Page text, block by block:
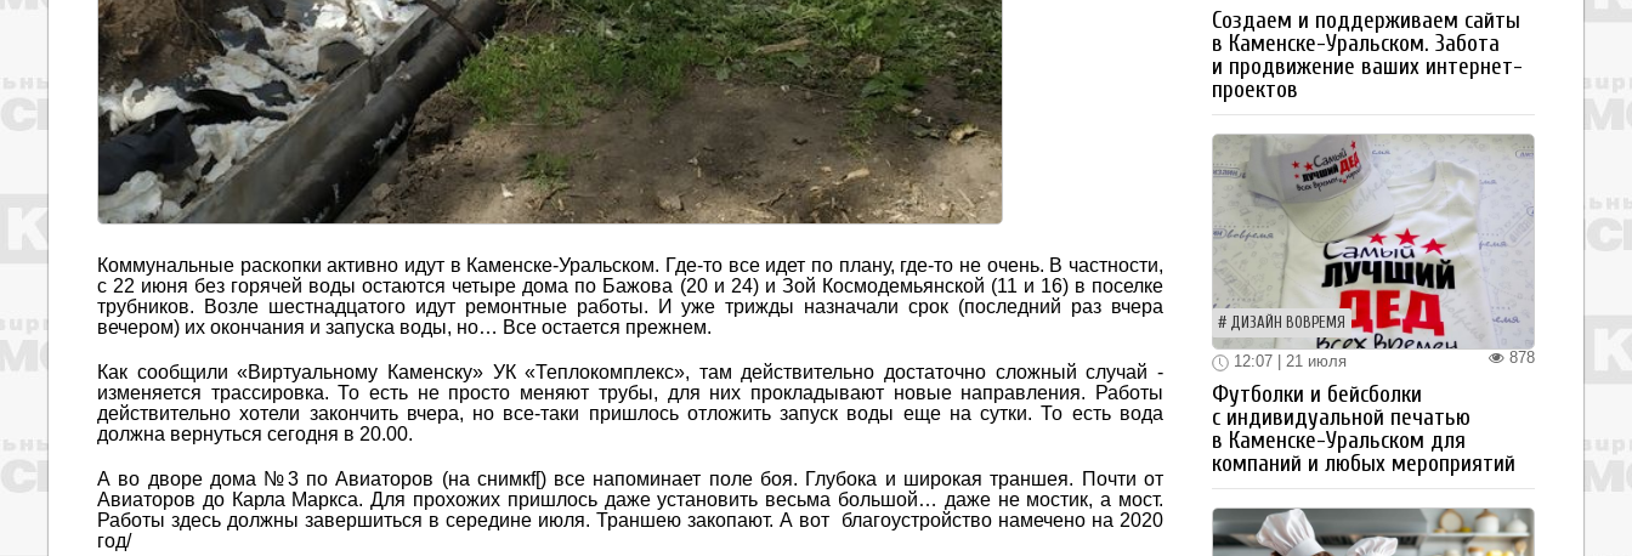
Коммунальные раскопки активно идут в Каменске-Уральском. Где-то все идет по плану, где-то не очень. В частности,
с 22 июня без горячей воды остаются четыре дома по Бажова (20 и 24) и Зой Космодемьянской (11 и 16) в поселке
трубников. Возле шестнадцатого идут ремонтные работы. И уже трижды назначали срок (последний раз вчера
вечером) их окончания и запуска воды, но… Все остается прежнем.
Как сообщили «Виртуальному Каменску» УК «Теплокомплекс», там действительно достаточно сложный случай -
изменяется трассировка. То есть не просто меняют трубы, для них прокладывают новые направления. Работы
действительно хотели закончить вчера, но все-таки пришлось отложить запуск воды еще на сутки. То есть вода
должна вернуться сегодня в 20.00.
А во дворе дома №3 по Авиаторов (на снимкf[) все напоминает поле боя. Глубока и широкая траншея. Почти от
Авиаторов до Карла Маркса. Для прохожих пришлось даже установить весьма большой… даже не мостик, а мост.
Работы здесь должны завершиться в середине июля. Траншею закопают. А вот благоустройство намечено на 2020
год/
Создаем и поддерживаем сайты
в Каменске-Уральском. Забота
и продвижение ваших интернет-
проектов
ДИЗАЙН ВОВРЕМЯ
878
12:07 | 21 июля
Футболки и бейсболки
с индивидуальной печатью
в Каменске-Уральском для
компаний и любых мероприятий